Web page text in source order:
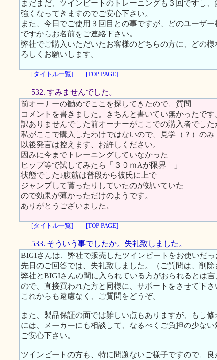
まだまだ、ツインビートのトレーニングも３回ですし
強くなってきますのでご安心下さい。
また、今日でご使用３回目との事ですが、どのユーザ
ですからお名前をご連絡下さい。
弊社でご購入いただいたお客様のどちらの方に、どの
ろしくお願いします。
[タイトル一覧] [TOP PAGE]
532. すみませんでした。
前オーナーの勧めでここを探してきたので、質問
コメントを書きました。きちんと書いてい無かったで
訳ありませんでした前オーナーがここでの購入者でした
私がここで購入したわけではないので、見学（？）のみ
以後発言は控えます、お許しください。
因みに今までトレーニングしていなかった
ヒップ等で試してみたら「３０ｍAが限界！」
状態でした♪腹筋は普段から彼氏に上で
ジャンプして貰ったりしていたのが効いていた
ので効果が薄かっただけのようです。
ありがとうございました。
[タイトル一覧] [TOP PAGE]
533. そういう事でしたか。失礼致しました。
BIGIさんは、弊社で販売したツインビートをお使いだ
先日のご回答では、失礼致しました。（ご質問は、削
弊社とBIGIさんの間に入られている方がおられるとは
ので、直接買われた方と同様に、サポートをさせて下さ
これからも遠慮なく、ご質問をどうぞ。
また、製品保証の面では難しい点もありますが、もし
には、メーカーにも相談して、なるべくご負担の少な
ご安心下さい。
ツインビートの方も、特に問題ないご様子ですので、